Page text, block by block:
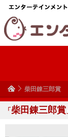
柴田錬三郎賞
「柴田錬三郎賞